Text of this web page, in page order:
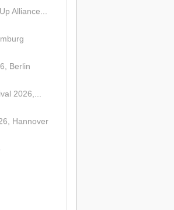
Alliance...
Berlin
2026,...
Hannover